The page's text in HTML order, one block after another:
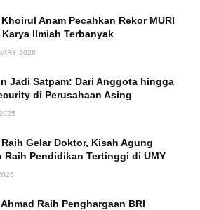
Anam Pecahkan Rekor MURI
Ilmiah Terbanyak
2026
Jadi Satpam: Dari Anggota hingga
di Perusahaan Asing
Gelar Doktor, Kisah Agung
Raih Pendidikan Tertinggi di UMY
Raih Penghargaan BRI